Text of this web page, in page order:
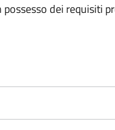
dei requisiti